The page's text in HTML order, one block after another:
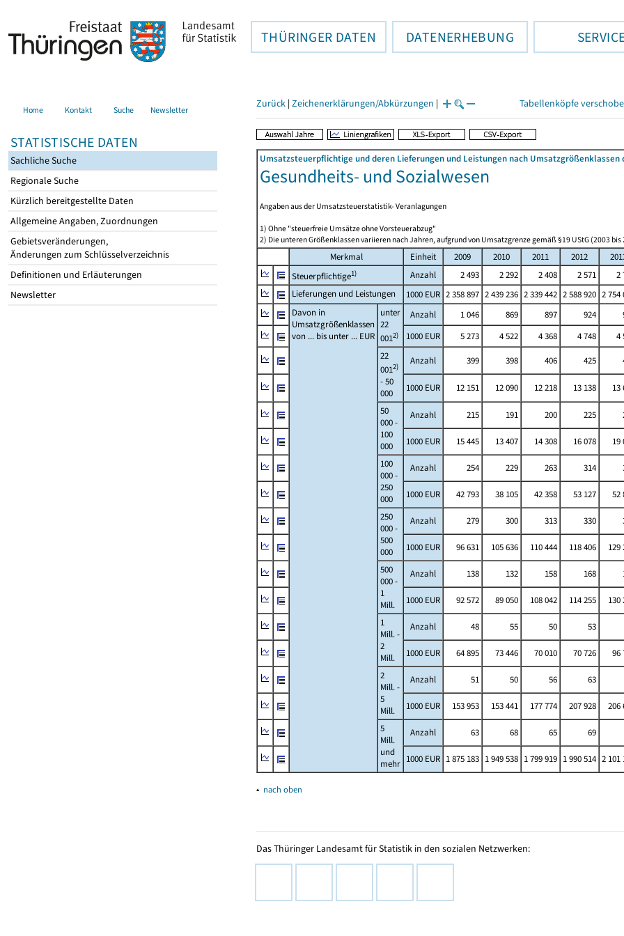
THÜRINGER DATEN DATENERHEBUNG
Home Kontakt Suche Newsletter
STATISTISCHE DATEN
Sachliche Suche
Regionale Suche
Kürzlich bereitgestellte Daten
Allgemeine Angaben, Zuordnungen
Gebietsveränderungen,
Änderungen zum Schlüsselverzeichnis
Definitionen und Erläuterungen
Newsletter
Zurück | Zeichenerklärungen/Abkürzungen | Tabellenköpfe
Umsatzsteuerpflichtige und deren Lieferungen und Leistungen nach
Gesundheits- und Sozialwesen
Angaben aus der Umsatzsteuerstatistik- Veranlagungen
1) Ohne "steuerfreie Umsätze ohne Vorsteuerabzug"
2) Die unteren Größenklassen variieren nach Jahren, aufgrund von Umsatzgrenze gemäß §19 UStG (2003 bis
Merkmal Einheit 2009 2010 2011 2012
Steuerpflichtige1) Anzahl 2 493 2 292 2 408 2 571 2
Lieferungen und Leistungen
1000 EUR 2 358 897 2 439 236 2 339 442 2 588 920 2 754
Davon in
Umsatzgrößenklassen
von ... bis unter ... EUR
unter
22
0012)
Anzahl 1 046 869 897 924
1000 EUR
5 273 4 522 4 368 4 748 4
22
0012)
- 50
000
Anzahl 399 398 406 425
1000 EUR 12 151 12 090 12 218 13 138 13
50
000 -
100
000
Anzahl 215 191 200 225
1000 EUR 15 445 13 407 14 308 16 078 19
100
000 -
250
000
Anzahl 254 229 263 314
1000 EUR 42 793 38 105 42 358 53 127 52
250
000 -
500
000
Anzahl 279 300 313 330
1000 EUR 96 631 105 636 110 444 118 406 129
500
000 -
1
Mill.
Anzahl 138 132 158 168
1000 EUR 92 572 89 050 108 042 114 255 130
1
Mill. -
2
Mill.
Anzahl 48 55 50 53
1000 EUR 64 895 73 446 70 010 70 726 96
2
Mill. -
5
Mill.
Anzahl 51 50 56 63
1000 EUR 153 953 153 441 177 774 207 928 206
5
Mill.
und
mehr
Anzahl 63 68 65 69
1000 EUR 1 875 183 1 949 538 1 799 919 1 990 514 2 101
▴ nach oben
Das Thüringer Landesamt für Statistik in den sozialen Netzwerken: